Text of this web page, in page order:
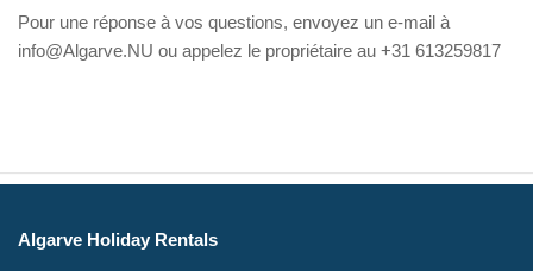
Pour une réponse à vos questions, envoyez un e-mail à
info@Algarve.NU ou appelez le propriétaire au +31 613259817
Algarve Holiday Rentals